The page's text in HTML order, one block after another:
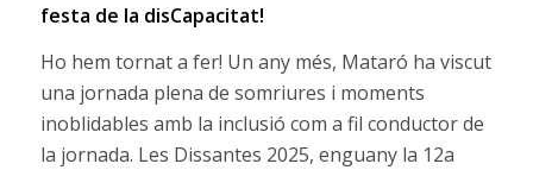
festa de la disCapacitat!
Ho hem tornat a fer! Un any més, Mataró ha viscut
una jornada plena de somriures i moments
inoblidables amb la inclusió com a fil conductor de
la jornada. Les Dissantes 2025, enguany la 12a